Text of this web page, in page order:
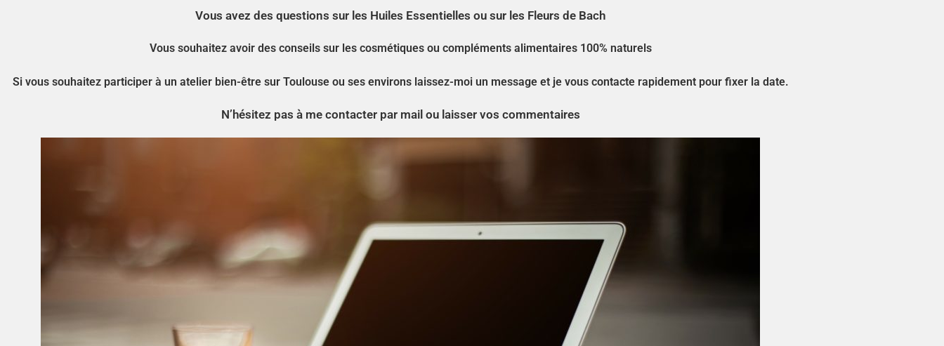
Vous avez des questions sur les Huiles Essentielles ou sur les Fleurs de Bach
Vous souhaitez avoir des conseils sur les cosmétiques ou compléments alimentaires 100% naturels
Si vous souhaitez participer à un atelier bien-être sur Toulouse ou ses environs laissez-moi un message et je vous contacte rapidement pour fixer la date.
N’hésitez pas à me contacter par mail ou laisser vos commentaires